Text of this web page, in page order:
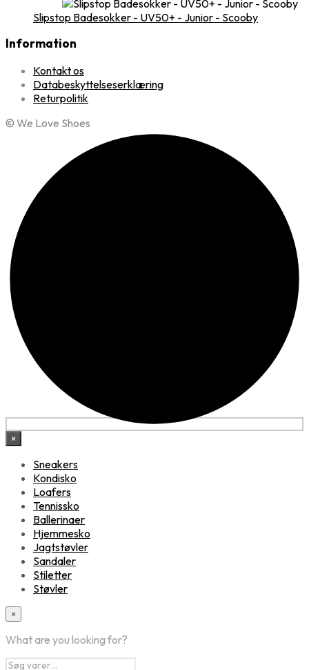
Slipstop Badesokker - UV50+ - Junior - Scooby
Information
Kontakt os
Databeskyttelseserklæring
Returpolitik
© We Love Shoes
×
Sneakers
Kondisko
Loafers
Tennissko
Ballerinaer
Hjemmesko
Jagtstøvler
Sandaler
Stiletter
Støvler
×
What are you looking for?